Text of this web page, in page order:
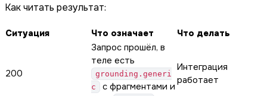
Как читать результат:
Ситуация Что означает Что делать
200
Запрос прошёл, в
теле есть
grounding.generi
c
с фрагментами и
Интеграция
работает